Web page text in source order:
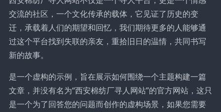
交流的社区，一个文化传承的载体，它见证了历史的变
迁，承载着人们的期望和回忆，我们期待更多的人能够通
过这个平台找到失联的亲友，重拾旧日的温情，共同书写
新的故事。
是一个虚构的示例，旨在展示如何围绕一个主题构建一篇
文章，并没有名为“西安棉纺厂寻人网站”的官方网站，这只
是一个为了回答您的问题而创作的虚构场景，如果您需要